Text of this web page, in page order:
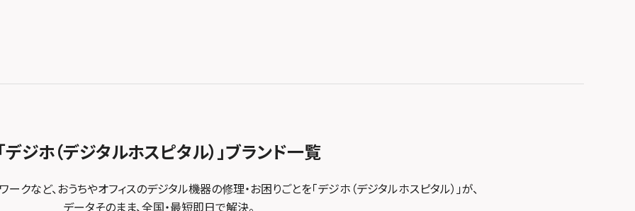
デジホ（デジタルホスピタル）」ブランド一覧
ークなど、おうちやオフィスのデジタル機器の修理・お困りごとを「デジホ（デジタルホスピタル）」が、
データそのまま、全国・最短即日で解決。